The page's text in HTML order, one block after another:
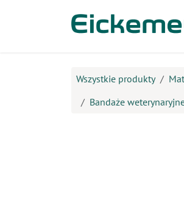
Wszystkie produkty
Bandaże